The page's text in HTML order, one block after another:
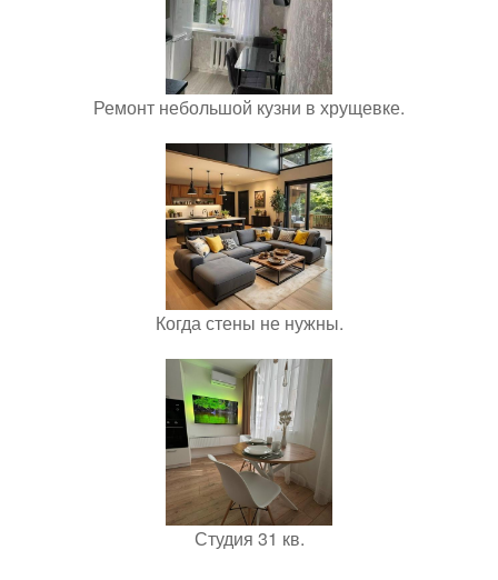
Ремонт небольшой кузни в хрущевке.
Когда стены не нужны.
Студия 31 кв.